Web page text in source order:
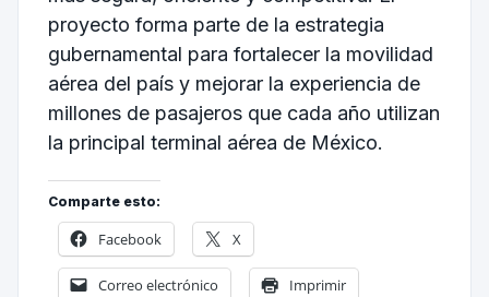
proyecto forma parte de la estrategia
gubernamental para fortalecer la movilidad
aérea del país y mejorar la experiencia de
millones de pasajeros que cada año utilizan
la principal terminal aérea de México.
Comparte esto:
Facebook X
Correo electrónico Imprimir